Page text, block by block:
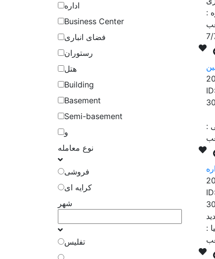
اداره
Business Center
فضای انباری
رستوران
هتل
Building
Basement
Semi-basement
و
نوع معامله
فروشی
کرایه ای
شهر
تفلیس
:
7/
:
: